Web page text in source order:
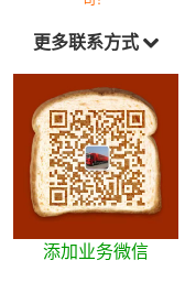
更多联系方式
添加业务微信